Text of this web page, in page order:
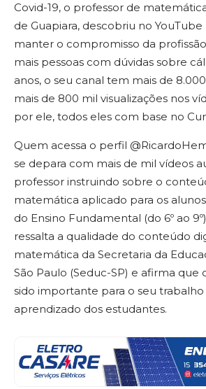
Covid-19, o professor de
de Guapiara, descobriu no
manter o compromisso da
mais pessoas com dúvidas sobre
anos, o seu canal tem mais de
mais de 800 mil visualizações nos
por ele, todos eles com base no
Quem acessa o perfil
se depara com mais de mil vídeos
professor instruindo sobre o
matemática aplicado para os
do Ensino Fundamental (do 6º ao
ressalta a qualidade do conteúdo
matemática da Secretaria da
São Paulo (Seduc-SP) e afirma que
sido importante para o seu trabalho
aprendizado dos estudantes.